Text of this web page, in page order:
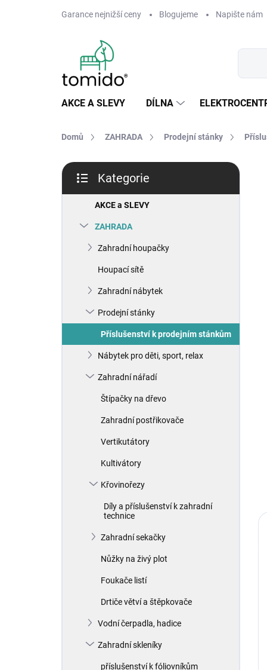
Garance nejnižší ceny Blogujeme Napište nám
AKCE A SLEVY DÍLNA
Domů ZAHRADA Prodejní stánky
P
s
e
kategorie
Kategorie
AKCE a SLEVY
ZAHRADA
Zahradní houpačky
Houpací sítě
Zahradní nábytek
Prodejní stánky
Příslušenství k prodejním stánkům
Nábytek pro děti, sport, relax
Zahradní nářadí
Štípačky na dřevo
Zahradní postřikovače
Vertikutátory
Kultivátory
Křovinořezy
Díly a příslušenství k zahradní
technice
Zahradní sekačky
Nůžky na živý plot
Foukače listí
Drtiče větví a štěpkovače
Vodní čerpadla, hadice
Zahradní skleníky
příslušenství k fóliovníkům